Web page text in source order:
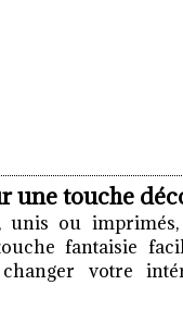
une touche
unis ou
fantaisie
votre